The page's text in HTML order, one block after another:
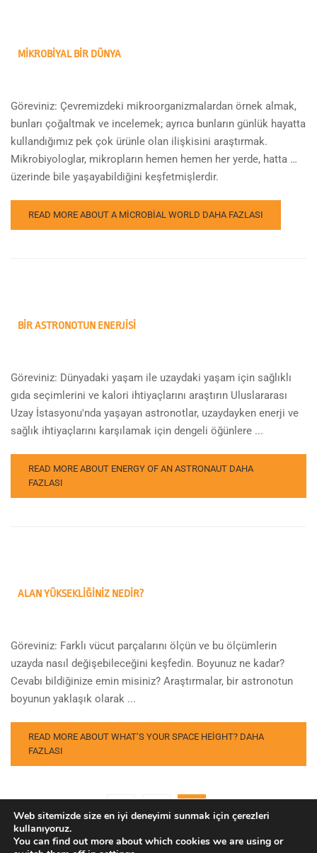
MIKROBIYAL BIR DÜNYA
Göreviniz: Çevremizdeki mikroorganizmalardan örnek almak,
bunları çoğaltmak ve incelemek; ayrıca bunların günlük hayatta
kullandığımız pek çok ürünle olan ilişkisini araştırmak.
Mikrobiyologlar, mikropların hemen hemen her yerde, hatta …
üzerinde bile yaşayabildiğini keşfetmişlerdir.
READ MORE ABOUT A MICROBIAL WORLD DAHA FAZLASI
BIR ASTRONOTUN ENERJISI
Göreviniz: Dünyadaki yaşam ile uzaydaki yaşam için sağlıklı
gıda seçimlerini ve kalori ihtiyaçlarını araştırın Uluslararası
Uzay İstasyonu'nda yaşayan astronotlar, uzaydayken enerji ve
sağlık ihtiyaçlarını karşılamak için dengeli öğünlere ...
READ MORE ABOUT ENERGY OF AN ASTRONAUT DAHA
FAZLASI
ALAN YÜKSEKLIĞINIZ NEDIR?
Göreviniz: Farklı vücut parçalarını ölçün ve bu ölçümlerin
uzayda nasıl değişebileceğini keşfedin. Boyunuz ne kadar?
Cevabı bildiğinize emin misiniz? Araştırmalar, bir astronotun
boyunun yaklaşık olarak ...
READ MORE ABOUT WHAT’S YOUR SPACE HEIGHT? DAHA
FAZLASI
Web sitemizde size en iyi deneyimi sunmak için çerezleri
kullanıyoruz.
You can find out more about which cookies we are using or